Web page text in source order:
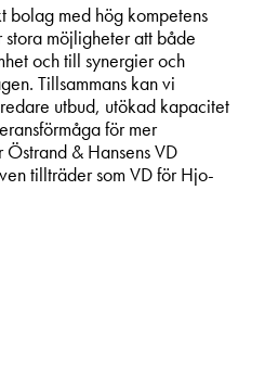
bolag med hög kompetens
möjligheter att både
och till synergier och
Tillsammans kan vi
utbud, utökad kapacitet
för mer
& Hansens VD
tillträder som VD för Hjo-